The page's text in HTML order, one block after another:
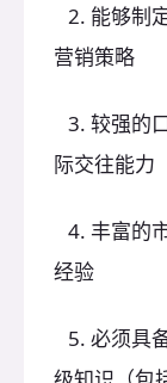
2. 能够制
营销策略
3. 较强的
际交往能力
4. 丰富的
经验
5. 必须具